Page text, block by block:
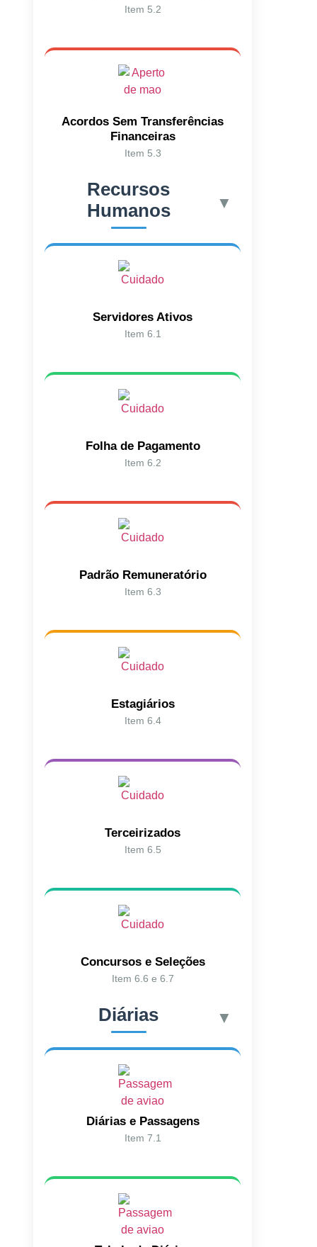
Item 5.2
Acordos Sem Transferências
Financeiras
Item 5.3
Recursos
Humanos
▼
Servidores Ativos
Item 6.1
Folha de Pagamento
Item 6.2
Padrão Remuneratório
Item 6.3
Estagiários
Item 6.4
Terceirizados
Item 6.5
Concursos e Seleções
Item 6.6 e 6.7
Diárias ▼
Diárias e Passagens
Item 7.1